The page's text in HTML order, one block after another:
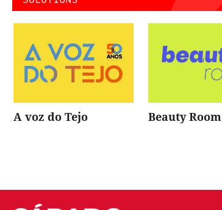
A voz do Tejo Beauty Room